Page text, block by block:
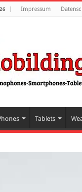
Impressum
Tablets